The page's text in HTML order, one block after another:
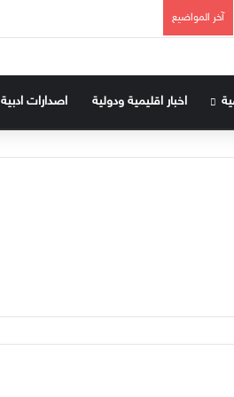
آخر المواضيع
اخبار اقليمية ودولية اصدارات ادبية